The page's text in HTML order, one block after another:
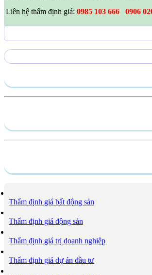
Liên hệ thẩm định giá: 0985 103 666 0906
Thẩm định giá bất động sản
Thẩm định giá động sản
Thẩm định giá trị doanh nghiệp
Thẩm định giá dự án đầu tư